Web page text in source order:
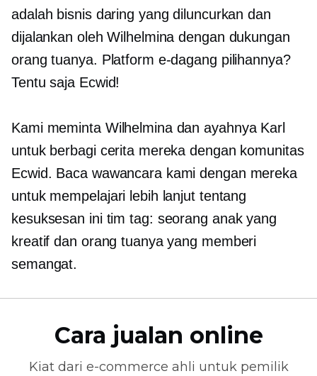
adalah bisnis daring yang diluncurkan dan
dijalankan oleh Wilhelmina dengan dukungan
orang tuanya. Platform e-dagang pilihannya?
Tentu saja Ecwid!
Kami meminta Wilhelmina dan ayahnya Karl
untuk berbagi cerita mereka dengan komunitas
Ecwid. Baca wawancara kami dengan mereka
untuk mempelajari lebih lanjut tentang
kesuksesan ini tim tag: seorang anak yang
kreatif dan orang tuanya yang memberi
semangat.
Cara jualan online
Kiat dari e-commerce ahli untuk pemilik